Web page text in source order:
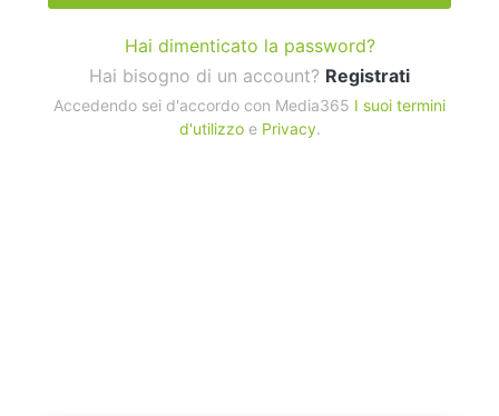
Hai dimenticato la password?
Hai bisogno di un account? Registrati
Accedendo sei d'accordo con Media365 I suoi termini
d'utilizzoe Privacy.